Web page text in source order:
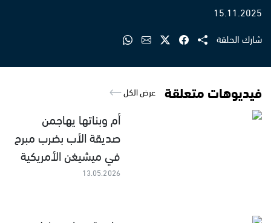
15.11.2025
شارك الحلقة
فيديوهات متعلقة عرض الكل
أم وبناتها يهاجمن
صديقة الأب بضرب مبرح
في ميشيغن الأمريكية
13.05.2026